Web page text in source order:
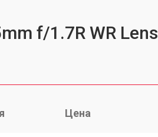
f/1.7R WR Lens
Цена